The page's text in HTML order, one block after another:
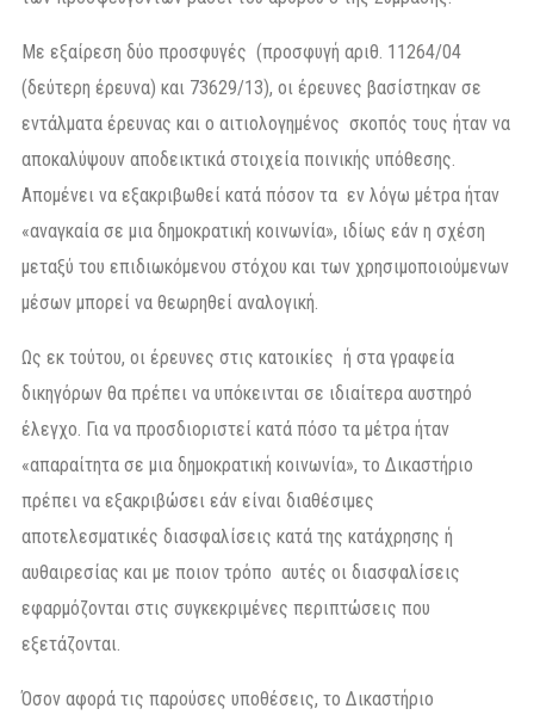
Με εξαίρεση δύο προσφυγές (προσφυγή αριθ. 11264/04
(δεύτερη έρευνα) και 73629/13), οι έρευνες βασίστηκαν σε
εντάλματα έρευνας και ο αιτιολογημένος σκοπός τους ήταν να
αποκαλύψουν αποδεικτικά στοιχεία ποινικής υπόθεσης.
Απομένει να εξακριβωθεί κατά πόσον τα εν λόγω μέτρα ήταν
«αναγκαία σε μια δημοκρατική κοινωνία», ιδίως εάν η σχέση
μεταξύ του επιδιωκόμενου στόχου και των χρησιμοποιούμενων
μέσων μπορεί να θεωρηθεί αναλογική.
Ως εκ τούτου, οι έρευνες στις κατοικίες ή στα γραφεία
δικηγόρων θα πρέπει να υπόκεινται σε ιδιαίτερα αυστηρό
έλεγχο. Για να προσδιοριστεί κατά πόσο τα μέτρα ήταν
«απαραίτητα σε μια δημοκρατική κοινωνία», το Δικαστήριο
πρέπει να εξακριβώσει εάν είναι διαθέσιμες
αποτελεσματικές διασφαλίσεις κατά της κατάχρησης ή
αυθαιρεσίας και με ποιον τρόπο αυτές οι διασφαλίσεις
εφαρμόζονται στις συγκεκριμένες περιπτώσεις που
εξετάζονται.
Όσον αφορά τις παρούσες υποθέσεις, το Δικαστήριο